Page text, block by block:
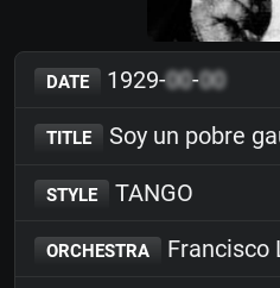
DATE 1929-00-00
TITLE Soy un pobre
STYLE TANGO
ORCHESTRA Francisco